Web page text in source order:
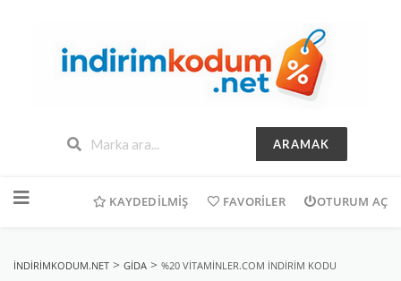
ARAMAK
geç
KAYDEDILMIŞ FAVORILER OTURUM AÇ
INDIRIMKODUM.NET > GIDA > %20 VITAMINLER.COM İNDIRIM KODU